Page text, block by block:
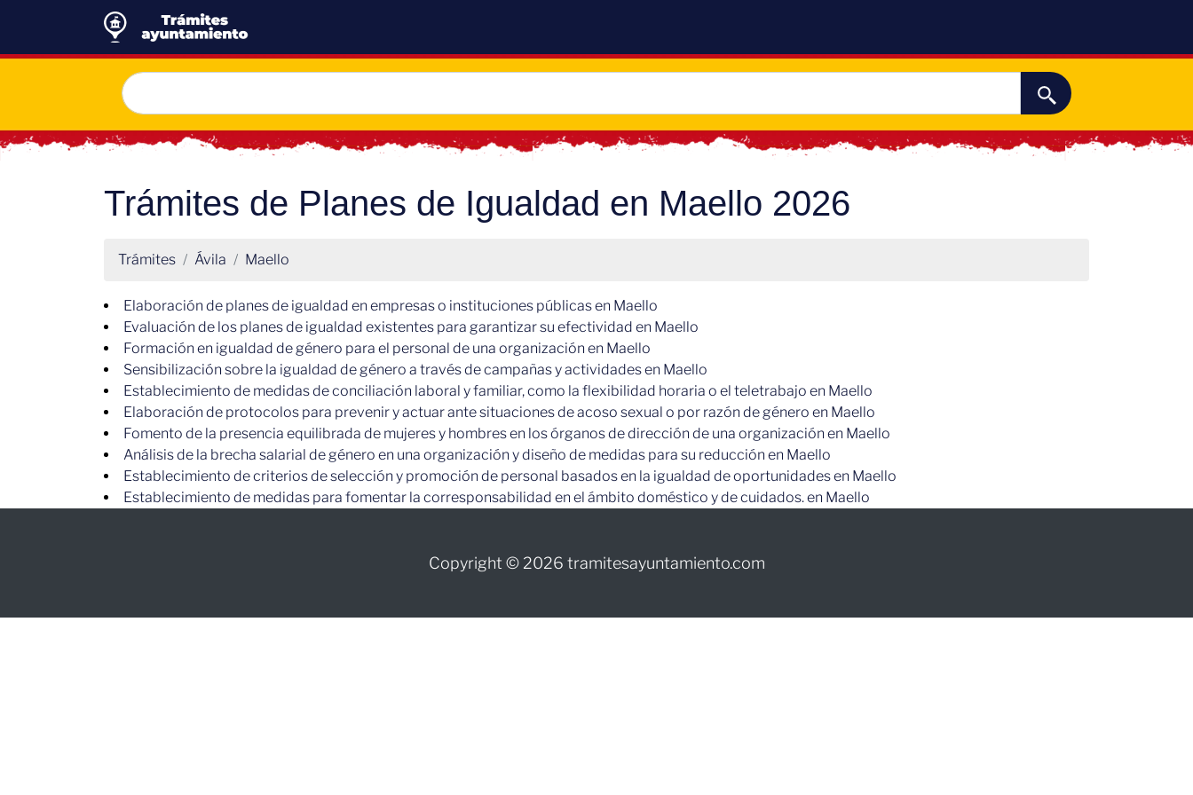
Trámites de Planes de Igualdad en Maello 2026
Trámites Ávila Maello
Elaboración de planes de igualdad en empresas o instituciones públicas en Maello
Evaluación de los planes de igualdad existentes para garantizar su efectividad en Maello
Formación en igualdad de género para el personal de una organización en Maello
Sensibilización sobre la igualdad de género a través de campañas y actividades en Maello
Establecimiento de medidas de conciliación laboral y familiar, como la flexibilidad horaria o el teletrabajo en Maello
Elaboración de protocolos para prevenir y actuar ante situaciones de acoso sexual o por razón de género en Maello
Fomento de la presencia equilibrada de mujeres y hombres en los órganos de dirección de una organización en Maello
Análisis de la brecha salarial de género en una organización y diseño de medidas para su reducción en Maello
Establecimiento de criterios de selección y promoción de personal basados en la igualdad de oportunidades en Maello
Establecimiento de medidas para fomentar la corresponsabilidad en el ámbito doméstico y de cuidados. en Maello
Copyright © 2026 tramitesayuntamiento.com